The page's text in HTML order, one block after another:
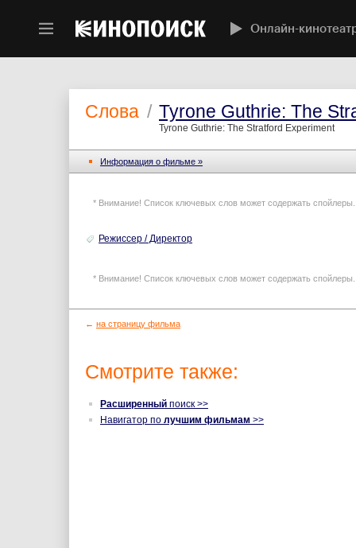
Онлайн-
Слова / Tyrone Guthrie: The
Tyrone Guthrie: The Stratford Experiment
Информация o фильме »
* Внимание! Список ключевых слов может содержать
Режиссер / Директор
* Внимание! Список ключевых слов может содержать
← на страницу фильма
Смотрите также:
Расширенный поиск >>
Навигатор по лучшим фильмам >>